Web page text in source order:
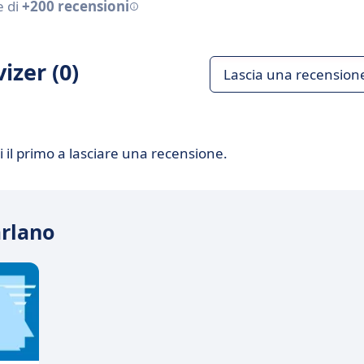
di +200 recensioni
(0) Lascia una
il primo a lasciare una recensione.